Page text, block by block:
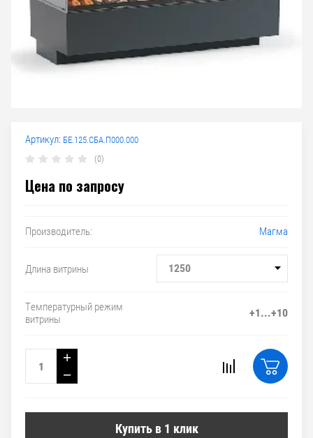
Артикул: БЕ.125.СБА.П000.000
(0)
Цена по запросу
Производитель: Магма
Длина витрины 1250
Температурный режим
витрины
+1...+10
+
−
Купить в 1 клик